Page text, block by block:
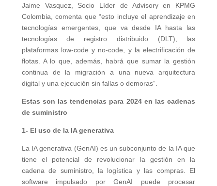
Jaime Vasquez, Socio Líder de Advisory en KPMG
Colombia, comenta que “esto incluye el aprendizaje en
tecnologías emergentes, que va desde IA hasta las
tecnologías de registro distribuido (DLT), las
plataformas low-code y no-code, y la electrificación de
flotas. A lo que, además, habrá que sumar la gestión
continua de la migración a una nueva arquitectura
digital y una ejecución sin fallas o demoras”.
Estas son las tendencias para 2024 en las cadenas
de suministro
1- El uso de la IA generativa
La IA generativa (GenAI) es un subconjunto de la IA que
tiene el potencial de revolucionar la gestión en la
cadena de suministro, la logística y las compras. El
software impulsado por GenAI puede procesar